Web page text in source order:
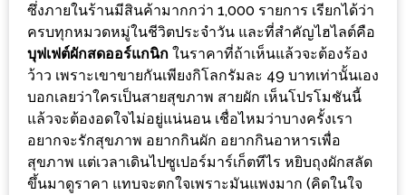
ข้าว
อะไร
เอ่ย
อร่อย
ที่สุด?
งาน
แฟร์
ซึ่งภายในร้านมีสินค้ามากกว่า 1,000 รายการ เรียกได้ว่า
ครบทุกหมวดหมู่ในชีวิตประจำวัน และที่สำคัญไฮไลต์คือ
บุฟเฟต์ผักสดออร์แกนิก ในราคาที่ถ้าเห็นแล้วจะต้องร้อง
ว้าว เพราะเขาขายกันเพียงกิโลกรัมละ 49 บาทเท่านั้นเอง
บอกเลยว่าใครเป็นสายสุขภาพ สายผัก เห็นโปรโมชันนี้
แล้วจะต้องอดใจไม่อยู่แน่นอน เชื่อไหมว่าบางครั้งเรา
อยากจะรักสุขภาพ อยากกินผัก อยากกินอาหารเพื่อ
สุขภาพ แต่เวลาเดินไปซูเปอร์มาร์เก็ตทีไร หยิบถุงผักสลัด
ขึ้นมาดูราคา แทบจะตกใจเพราะมันแพงมาก (คิดในใจ